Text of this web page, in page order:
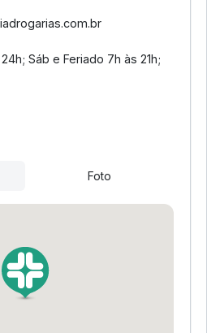
Sáb e Feriado 7h às 21h;
Foto